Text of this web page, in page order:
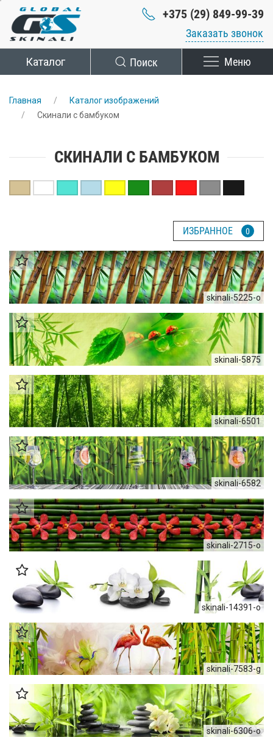
+375 (29) 849-99-39
Заказать звонок
Каталог Поиск Меню
Главная
Каталог изображений
Скинали с бамбуком
СКИНАЛИ С БАМБУКОМ
ИЗБРАННОЕ 0
skinali-5225-o
skinali-5875
skinali-6501
skinali-6582
skinali-2715-o
skinali-14391-o
skinali-7583-g
skinali-6306-o